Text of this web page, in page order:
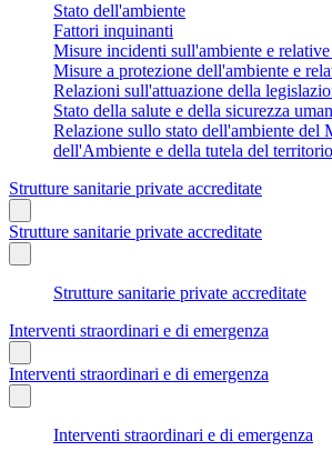
Stato dell'ambiente
Fattori inquinanti
Misure incidenti sull'ambiente e
Misure a protezione dell'ambiente e
Relazioni sull'attuazione della
Stato della salute e della sicurezza
Relazione sullo stato dell'ambiente del
dell'Ambiente e della tutela del territorio
Strutture sanitarie private accreditate
Strutture sanitarie private accreditate
Strutture sanitarie private accreditate
Interventi straordinari e di emergenza
Interventi straordinari e di emergenza
Interventi straordinari e di emergenza